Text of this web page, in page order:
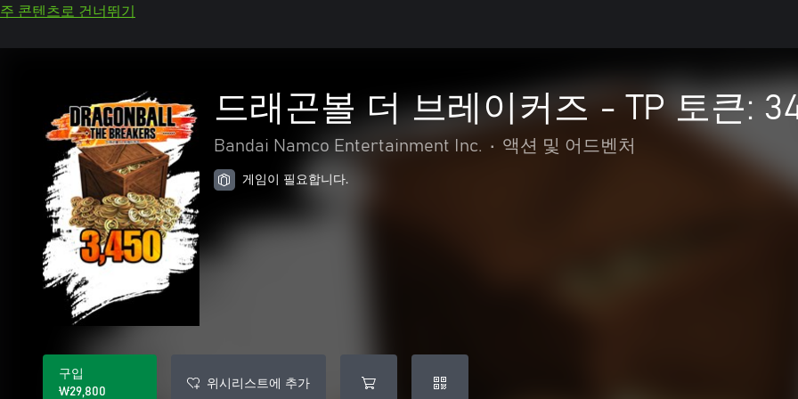
주 콘텐츠로 건너뛰기
드래곤볼 더 브레이커즈 - TP 토큰:
Bandai Namco Entertainment Inc. • 액션 및 어드벤처
게임이 필요합니다.
구입
₩29,800
위시리스트에 추가